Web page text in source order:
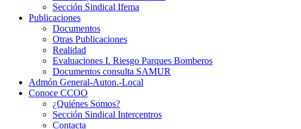
Sección Sindical Ifema
Publicaciones
Documentos
Otras Publicaciones
Realidad
Evaluaciones I. Riesgo Parques Bomberos
Documentos consulta SAMUR
Admón General-Auton.-Local
Conoce CCOO
¿Quiénes Somos?
Sección Sindical Intercentros
Contacta